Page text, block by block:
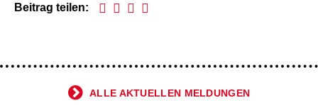
Kindertagesstätte Schneiderberg
Beitrag teilen:
ALLE AKTUELLEN MELDUNGEN